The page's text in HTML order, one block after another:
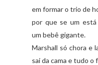
em formar o trio de
por que se um
um bebê gigante.
Marshall só chora e
sai da cama e tudo o